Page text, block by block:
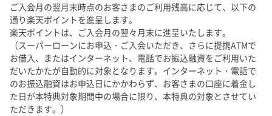
ご入会月の翌月末時点のお客さまのご利用残高に応じて、以下の
通り楽天ポイントを進呈します。
楽天ポイントは、ご入会月の翌々月末に進呈いたします。
（スーパーローンにお申込・ご入会いただき、さらに提携ATMで
お借入、またはインターネット、電話でお振込融資をご利用いた
だいたかたが自動的に対象となります。インターネット・電話で
のお振込融資はお申込日にかかわらず、お客さまの口座に着金し
た日が本特典対象期間中の場合に限り、本特典の対象とさせてい
ただきます。）